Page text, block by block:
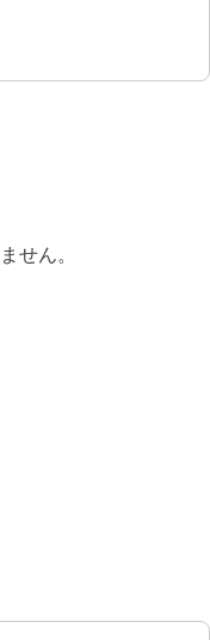
せん。